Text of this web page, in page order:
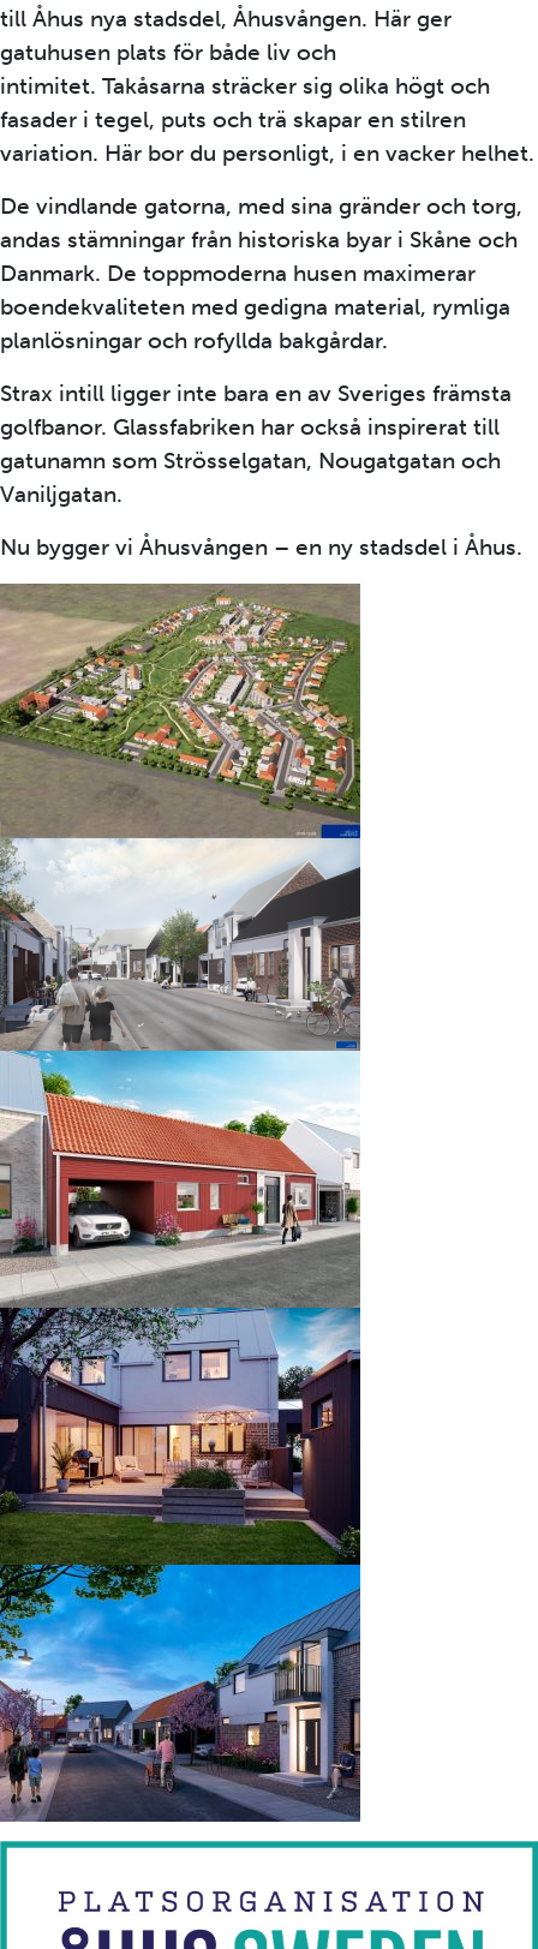
till Åhus nya stadsdel, Åhusvången. Här ger
gatuhusen plats för både liv och
intimitet. Takåsarna sträcker sig olika högt och
fasader i tegel, puts och trä skapar en stilren
variation. Här bor du personligt, i en vacker helhet.
De vindlande gatorna, med sina gränder och torg,
andas stämningar från historiska byar i Skåne och
Danmark. De toppmoderna husen maximerar
boendekvaliteten med gedigna material, rymliga
planlösningar och rofyllda bakgårdar.
Strax intill ligger inte bara en av Sveriges främsta
golfbanor. Glassfabriken har också inspirerat till
gatunamn som Strösselgatan, Nougatgatan och
Vaniljgatan.
Nu bygger vi Åhusvången – en ny stadsdel i Åhus.